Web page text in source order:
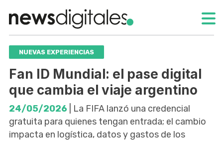
NUEVAS EXPERIENCIAS
Fan ID Mundial: el pase digital
que cambia el viaje argentino
24/05/2026 | La FIFA lanzó una credencial
gratuita para quienes tengan entrada; el cambio
impacta en logística, datos y gastos de los